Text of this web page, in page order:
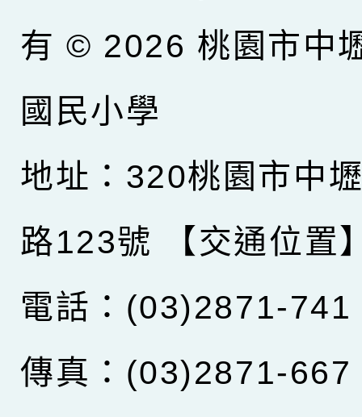
有 © 2026 桃園市中
國民小學
地址：320桃園市中
路123號
【交通位置
電話：(03)2871-741
傳真：(03)2871-667